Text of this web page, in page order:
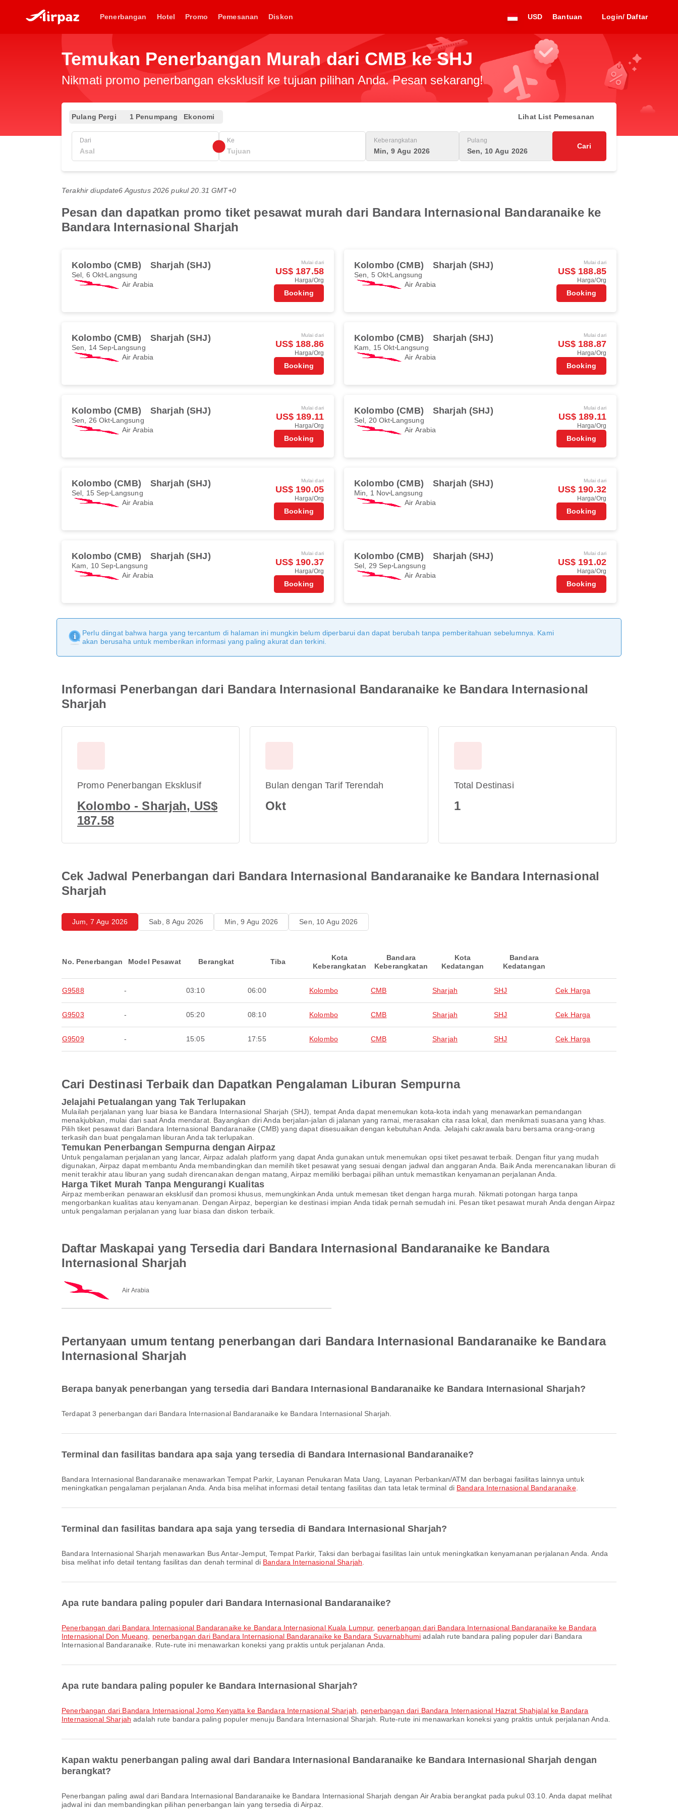
Penerbangan Hotel Promo Pemesanan Diskon USD Bantuan Login/ Daftar
Temukan Penerbangan Murah dari CMB ke SHJ
Nikmati promo penerbangan eksklusif ke tujuan pilihan Anda. Pesan sekarang!
Pulang Pergi 1 Penumpang Ekonomi Lihat List Pemesanan
Dari Ke Keberangkatan
Min, 9 Agu 2026
Pulang
Sen, 10 Agu 2026
Cari
Terakhir diupdate6 Agustus 2026 pukul 20.31 GMT+0
Pesan dan dapatkan promo tiket pesawat murah dari Bandara Internasional Bandaranaike ke
Bandara Internasional Sharjah
Kolombo (CMB) Sharjah (SHJ)
Sel, 6 Okt Langsung
Air Arabia
Mulai dari
US$ 187.58
Harga/Org
Booking
Kolombo (CMB) Sharjah (SHJ)
Sen, 5 Okt Langsung
Air Arabia
Mulai dari
US$ 188.85
Harga/Org
Booking
Kolombo (CMB) Sharjah (SHJ)
Sen, 14 Sep Langsung
Air Arabia
Mulai dari
US$ 188.86
Harga/Org
Booking
Kolombo (CMB) Sharjah (SHJ)
Kam, 15 Okt Langsung
Air Arabia
Mulai dari
US$ 188.87
Harga/Org
Booking
Kolombo (CMB) Sharjah (SHJ)
Sen, 26 Okt Langsung
Air Arabia
Mulai dari
US$ 189.11
Harga/Org
Booking
Kolombo (CMB) Sharjah (SHJ)
Sel, 20 Okt Langsung
Air Arabia
Mulai dari
US$ 189.11
Harga/Org
Booking
Kolombo (CMB) Sharjah (SHJ)
Sel, 15 Sep Langsung
Air Arabia
Mulai dari
US$ 190.05
Harga/Org
Booking
Kolombo (CMB) Sharjah (SHJ)
Min, 1 Nov Langsung
Air Arabia
Mulai dari
US$ 190.32
Harga/Org
Booking
Kolombo (CMB) Sharjah (SHJ)
Kam, 10 Sep Langsung
Air Arabia
Mulai dari
US$ 190.37
Harga/Org
Booking
Kolombo (CMB) Sharjah (SHJ)
Sel, 29 Sep Langsung
Air Arabia
Mulai dari
US$ 191.02
Harga/Org
Booking
Perlu diingat bahwa harga yang tercantum di halaman ini mungkin belum diperbarui dan dapat berubah tanpa pemberitahuan sebelumnya. Kami
akan berusaha untuk memberikan informasi yang paling akurat dan terkini.
Informasi Penerbangan dari Bandara Internasional Bandaranaike ke Bandara Internasional
Sharjah
Promo Penerbangan Eksklusif
Kolombo - Sharjah, US$
187.58
Bulan dengan Tarif Terendah
Okt
Total Destinasi
1
Cek Jadwal Penerbangan dari Bandara Internasional Bandaranaike ke Bandara Internasional
Sharjah
Jum, 7 Agu 2026 Sab, 8 Agu 2026 Min, 9 Agu 2026 Sen, 10 Agu 2026
No. Penerbangan Model Pesawat Berangkat Tiba
Kota
Keberangkatan
Bandara
Keberangkatan
Kota
Kedatangan
Bandara
Kedatangan
G9588 - 03:10 06:00 Kolombo CMB Sharjah SHJ Cek Harga
G9503 - 05:20 08:10 Kolombo CMB Sharjah SHJ Cek Harga
G9509 - 15:05 17:55 Kolombo CMB Sharjah SHJ Cek Harga
Cari Destinasi Terbaik dan Dapatkan Pengalaman Liburan Sempurna
Jelajahi Petualangan yang Tak Terlupakan
Mulailah perjalanan yang luar biasa ke Bandara Internasional Sharjah (SHJ), tempat Anda dapat menemukan kota-kota indah yang menawarkan pemandangan
menakjubkan, mulai dari saat Anda mendarat. Bayangkan diri Anda berjalan-jalan di jalanan yang ramai, merasakan cita rasa lokal, dan menikmati suasana yang khas.
Pilih tiket pesawat dari Bandara Internasional Bandaranaike (CMB) yang dapat disesuaikan dengan kebutuhan Anda. Jelajahi cakrawala baru bersama orang-orang
terkasih dan buat pengalaman liburan Anda tak terlupakan.
Temukan Penerbangan Sempurna dengan Airpaz
Untuk pengalaman perjalanan yang lancar, Airpaz adalah platform yang dapat Anda gunakan untuk menemukan opsi tiket pesawat terbaik. Dengan fitur yang mudah
digunakan, Airpaz dapat membantu Anda membandingkan dan memilih tiket pesawat yang sesuai dengan jadwal dan anggaran Anda. Baik Anda merencanakan liburan di
menit terakhir atau liburan yang sudah direncanakan dengan matang, Airpaz memiliki berbagai pilihan untuk memastikan kenyamanan perjalanan Anda.
Harga Tiket Murah Tanpa Mengurangi Kualitas
Airpaz memberikan penawaran eksklusif dan promosi khusus, memungkinkan Anda untuk memesan tiket dengan harga murah. Nikmati potongan harga tanpa
mengorbankan kualitas atau kenyamanan. Dengan Airpaz, bepergian ke destinasi impian Anda tidak pernah semudah ini. Pesan tiket pesawat murah Anda dengan Airpaz
untuk pengalaman perjalanan yang luar biasa dan diskon terbaik.
Daftar Maskapai yang Tersedia dari Bandara Internasional Bandaranaike ke Bandara
Internasional Sharjah
Air Arabia
Pertanyaan umum tentang penerbangan dari Bandara Internasional Bandaranaike ke Bandara
Internasional Sharjah
Berapa banyak penerbangan yang tersedia dari Bandara Internasional Bandaranaike ke Bandara Internasional Sharjah?
Terdapat 3 penerbangan dari Bandara Internasional Bandaranaike ke Bandara Internasional Sharjah.
Terminal dan fasilitas bandara apa saja yang tersedia di Bandara Internasional Bandaranaike?
Bandara Internasional Bandaranaike menawarkan Tempat Parkir, Layanan Penukaran Mata Uang, Layanan Perbankan/ATM dan berbagai fasilitas lainnya untuk
meningkatkan pengalaman perjalanan Anda. Anda bisa melihat informasi detail tentang fasilitas dan tata letak terminal di Bandara Internasional Bandaranaike.
Terminal dan fasilitas bandara apa saja yang tersedia di Bandara Internasional Sharjah?
Bandara Internasional Sharjah menawarkan Bus Antar-Jemput, Tempat Parkir, Taksi dan berbagai fasilitas lain untuk meningkatkan kenyamanan perjalanan Anda. Anda
bisa melihat info detail tentang fasilitas dan denah terminal di Bandara Internasional Sharjah
Apa rute bandara paling populer dari Bandara Internasional Bandaranaike?
penerbangan dari Bandara Internasional Bandaranaike ke Bandara Internasional Kuala Lumpur, penerbangan dari Bandara Internasional Bandaranaike ke Bandara
Internasional Don Mueang
penerbangan dari Bandara Internasional Bandaranaike ke Bandara Suvarnabhumi adalah rute bandara paling populer dari Bandara
Internasional Bandaranaike. Rute-rute ini menawarkan koneksi yang praktis untuk perjalanan Anda.
Apa rute bandara paling populer ke Bandara Internasional Sharjah?
penerbangan dari Bandara Internasional Jomo Kenyatta ke Bandara Internasional Sharjah
penerbangan dari Bandara Internasional Hazrat Shahjalal ke Bandara
Internasional Sharjah adalah rute bandara paling populer menuju Bandara Internasional Sharjah. Rute-rute ini menawarkan koneksi yang praktis untuk perjalanan Anda.
Kapan waktu penerbangan paling awal dari Bandara Internasional Bandaranaike ke Bandara Internasional Sharjah dengan
berangkat?
Penerbangan paling awal dari Bandara Internasional Bandaranaike ke Bandara Internasional Sharjah dengan Air Arabia berangkat pada pukul 03.10. Anda dapat melihat
jadwal ini dan membandingkan pilihan penerbangan lain yang tersedia di Airpaz.